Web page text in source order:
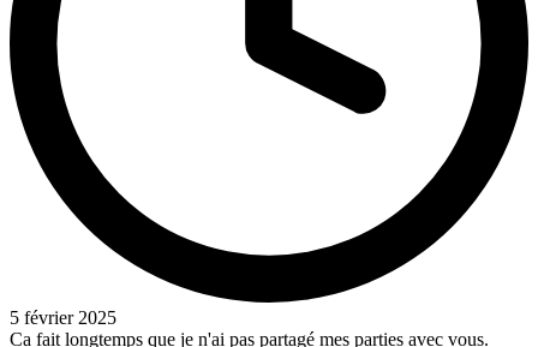
5 février 2025
Ca fait longtemps que je n'ai pas partagé mes parties avec vous.